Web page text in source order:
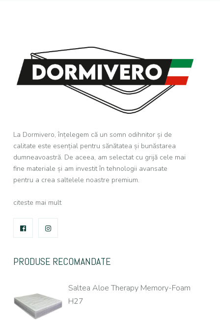
La Dormivero, înțelegem că un somn odihnitor și de
calitate este esențial pentru sănătatea și bunăstarea
dumneavoastră. De aceea, am selectat cu grijă cele mai
fine materiale și am investit în tehnologii avansate
pentru a crea saltelele noastre premium.
citeste mai mult
FACEBOOK
PRODUSE RECOMANDATE
Saltea Aloe Therapy Memory-Foam
H27